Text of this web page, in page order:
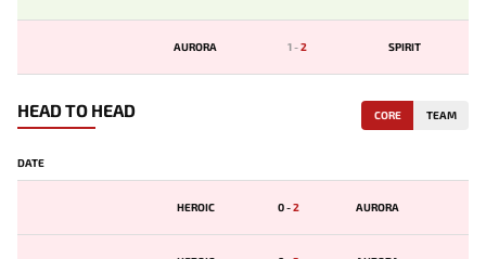
AURORA 1-2 SPIRIT
HEAD TO HEAD CORE TEAM
DATE
HEROIC 0-2 AURORA